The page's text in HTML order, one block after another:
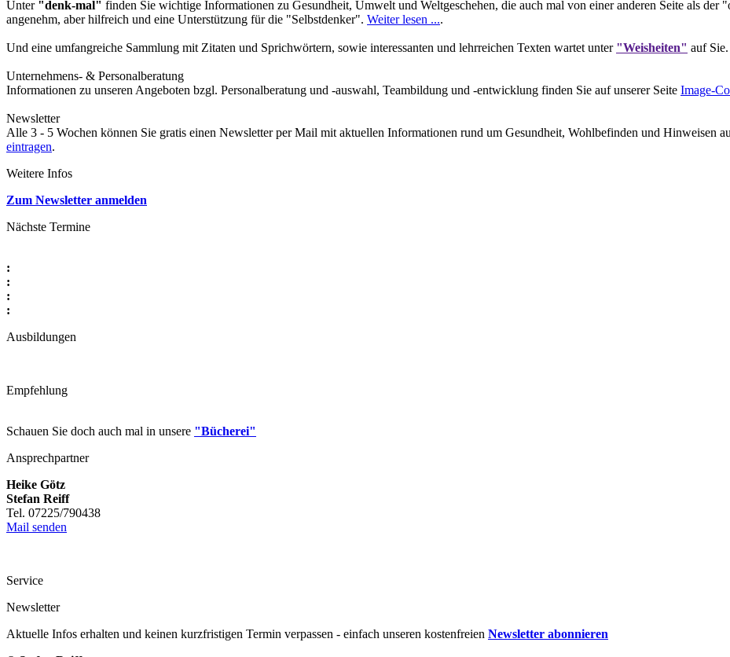
Unter "denk-mal" finden Sie wichtige Informationen zu Gesundheit, Umwelt und Weltgeschehen, die auch mal von einer anderen Seite als
angenehm, aber hilfreich und eine Unterstützung für die "Selbstdenker". Weiter lesen ....
Und eine umfangreiche Sammlung mit Zitaten und Sprichwörtern, sowie interessanten und lehrreichen Texten wartet unter "Weisheiten" auf Sie.
Unternehmens- & Personalberatung
Informationen zu unseren Angeboten bzgl. Personalberatung und -auswahl, Teambildung und -entwicklung finden Sie auf unserer Seite Image-
Newsletter
Alle 3 - 5 Wochen können Sie gratis einen Newsletter per Mail mit aktuellen Informationen rund um Gesundheit, Wohlbefinden und Hinweisen
eintragen.
Weitere Infos
Zum Newsletter anmelden
Nächste Termine
:
:
:
:
Ausbildungen
Empfehlung
Schauen Sie doch auch mal in unsere "Bücherei"
Ansprechpartner
Heike Götz
Stefan Reiff
Tel. 07225/790438
Mail senden
Service
Newsletter
Aktuelle Infos erhalten und keinen kurzfristigen Termin verpassen - einfach unseren kostenfreien Newsletter abonnieren